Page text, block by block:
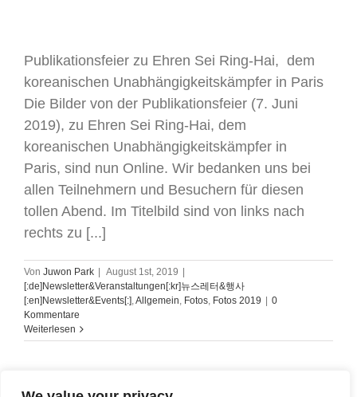
Publikationsfeier zu Ehren Sei Ring-Hai, dem
koreanischen Unabhängigkeitskämpfer in Paris
Die Bilder von der Publikationsfeier (7. Juni
2019), zu Ehren Sei Ring-Hai, dem
koreanischen Unabhängigkeitskämpfer in
Paris, sind nun Online. Wir bedanken uns bei
allen Teilnehmern und Besuchern für diesen
tollen Abend. Im Titelbild sind von links nach
rechts zu [...]
Von Juwon Park August 1st, 2019
[:de]Newsletter&Veranstaltungen[:kr]뉴스레터&행사
[:en]Newsletter&Events[:],Allgemein, Fotos, Fotos 2019
0
Kommentare
Weiterlesen